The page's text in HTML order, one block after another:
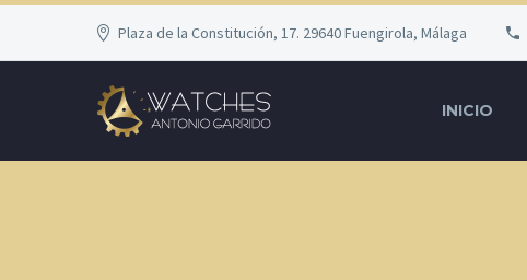
Plaza de la Constitución, 17. 29640 Fuengirola, Málaga
INICIO